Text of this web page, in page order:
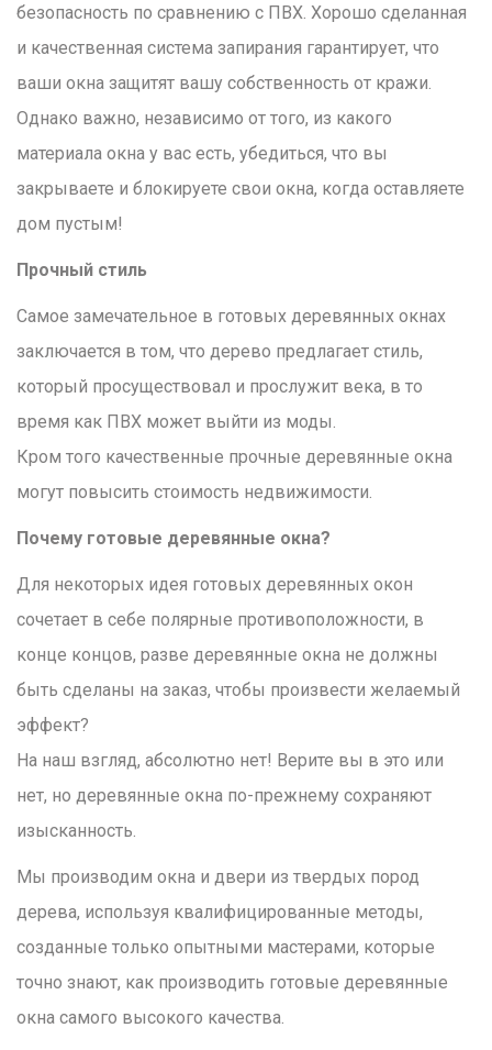
безопасность по сравнению с ПВХ. Хорошо сделанная
и качественная система запирания гарантирует, что
ваши окна защитят вашу собственность от кражи.
Однако важно, независимо от того, из какого
материала окна у вас есть, убедиться, что вы
закрываете и блокируете свои окна, когда оставляете
дом пустым!
Прочный стиль
Самое замечательное в готовых деревянных окнах
заключается в том, что дерево предлагает стиль,
который просуществовал и прослужит века, в то
время как ПВХ может выйти из моды.
Кром того качественные прочные деревянные окна
могут повысить стоимость недвижимости.
Почему готовые деревянные окна?
Для некоторых идея готовых деревянных окон
сочетает в себе полярные противоположности, в
конце концов, разве деревянные окна не должны
быть сделаны на заказ, чтобы произвести желаемый
эффект?
На наш взгляд, абсолютно нет! Верите вы в это или
нет, но деревянные окна по-прежнему сохраняют
изысканность.
Мы производим окна и двери из твердых пород
дерева, используя квалифицированные методы,
созданные только опытными мастерами, которые
точно знают, как производить готовые деревянные
окна самого высокого качества.